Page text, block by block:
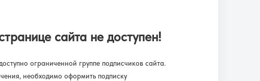
сайта не доступен!
ограниченной группе подписчиков сайта.
необходимо оформить подписку